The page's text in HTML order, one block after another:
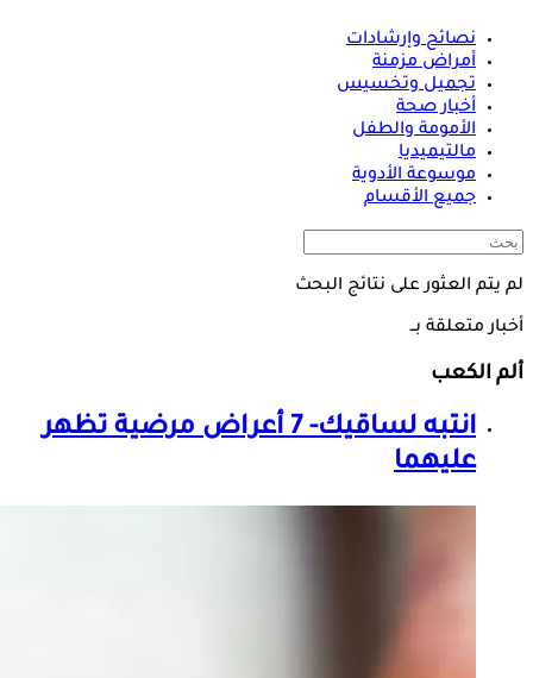
نصائح وإرشادات
أمراض مزمنة
تجميل وتخسيس
أخبار صحة
الأمومة والطفل
مالتيميديا
موسوعة الأدوية
جميع الأقسام
لم يتم العثور على نتائج البحث
أخبار متعلقة بــ
ألم الكعب
انتبه لساقيك- 7 أعراض مرضية تظهر
عليهما